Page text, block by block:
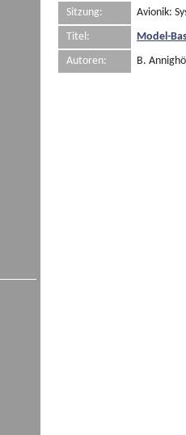
Sitzung:
Avionik:
Titel:
Model-
Autoren:
B.